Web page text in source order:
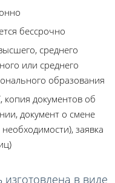
бессрочно
среднего
или среднего
образования
документов об
документ о смене
заявка
в виде